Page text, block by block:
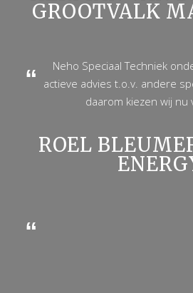
GROOTVALK
Neho Speciaal Techniek
actieve advies t.o.v. andere
daarom kiezen wij nu
ROEL